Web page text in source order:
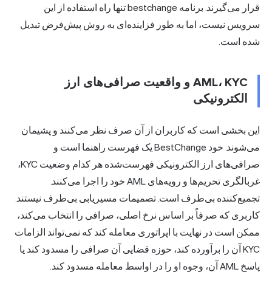
قرار می‌گیرند. برنامه bestchange تنها راه استفاده از این
سرویس نیست، اما به طور فزاینده‌ای به روش پیش‌فرض تبدیل
شده است.
AML، KYC و واقعیت صرافی‌های ارز
الکترونیکی
این بخشی است که کاربران از آن صرف نظر می‌کنند و پشیمان
می‌شوند. خود BestChange یک فهرست راهنما است و
صرافی‌های ارز الکترونیکی فهرست‌شده هر کدام وضعیت KYC،
غربالگری تحریم‌ها و رویه‌های AML خود را اجرا می‌کنند.
تجمیع‌کننده بی‌طرف است. تصمیمات مسیریابی بی‌طرف نیستند.
کاربری که صرفاً بر اساس نرخ اصلی، صرافی را انتخاب می‌کند،
ممکن است در نهایت با اپراتوری معامله کند که نمی‌تواند الزامات
KYC آن را برآورده کند، حوزه قضایی آن صرافی را مسدود کند یا
پاسخ AML آن، وجوه او را در اواسط معامله مسدود کند.